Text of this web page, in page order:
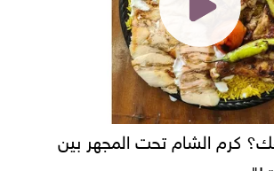
كرم الشام تحت المجهر بين